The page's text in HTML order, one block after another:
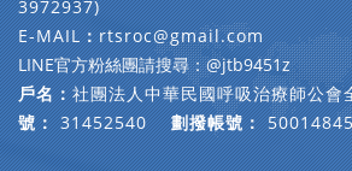
3972937)
E-MAIL：rtsroc@gmail.com
LINE官方粉絲團請搜尋：@jtb9451z
戶名：社團法人中華民國呼吸治療師公
號：31452540劃撥帳號：